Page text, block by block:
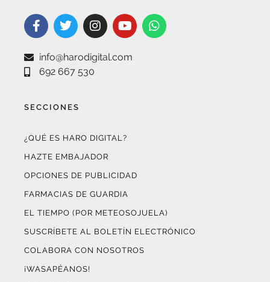
info@harodigital.com
692 667 530
SECCIONES
¿QUÉ ES HARO DIGITAL?
HAZTE EMBAJADOR
OPCIONES DE PUBLICIDAD
FARMACIAS DE GUARDIA
EL TIEMPO (POR METEOSOJUELA)
SUSCRÍBETE AL BOLETÍN ELECTRÓNICO
COLABORA CON NOSOTROS
¡WASAPÉANOS!